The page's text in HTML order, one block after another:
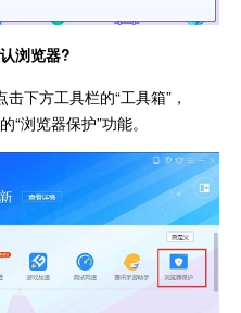
浏览器?
下方工具栏的“工具箱”，
“浏览器保护”功能。